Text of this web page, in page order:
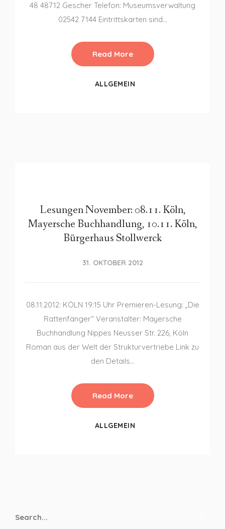
48 48712 Gescher Telefon: Museumsverwaltung
02542 7144 Eintrittskarten sind…
Read More
ALLGEMEIN
Lesungen November: 08.11. Köln,
Mayersche Buchhandlung, 10.11. Köln,
Bürgerhaus Stollwerck
31. OKTOBER 2012
08.11.2012: KÖLN 19:15 Uhr Premieren-Lesung: „Die
Rattenfänger“ Veranstalter: Mayersche
Buchhandlung Nippes Neusser Str. 226, Köln
Roman aus der Welt der Strukturvertriebe Link zu
den Details…
Read More
ALLGEMEIN